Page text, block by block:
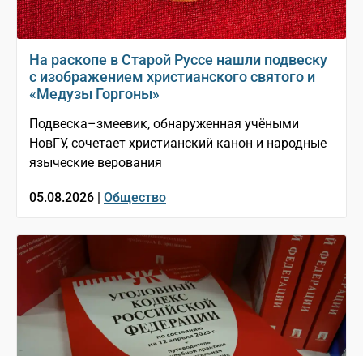
На раскопе в Старой Руссе нашли подвеску
с изображением христианского святого и
«Медузы Горгоны»
Подвеска–змеевик, обнаруженная учёными
НовГУ, сочетает христианский канон и народные
языческие верования
05.08.2026 | Общество